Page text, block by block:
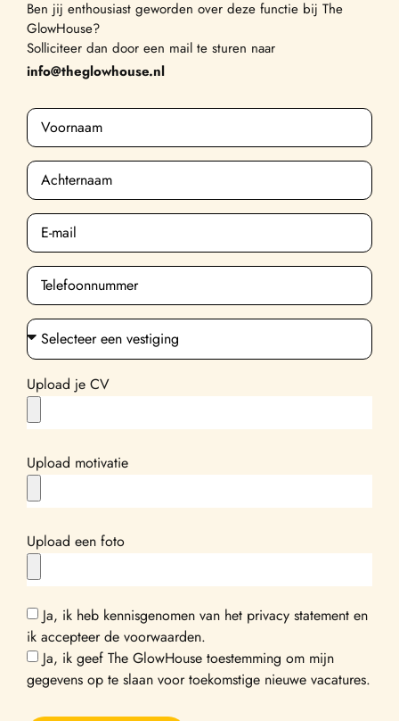
Ben jij enthousiast geworden over deze functie bij The
GlowHouse?
Solliciteer dan door een mail te sturen naar
info@theglowhouse.nl
Upload je CV
Upload motivatie
Upload een foto
Ja, ik heb kennisgenomen van het privacy statement en
ik accepteer de voorwaarden.
Ja, ik geef The GlowHouse toestemming om mijn
gegevens op te slaan voor toekomstige nieuwe vacatures.